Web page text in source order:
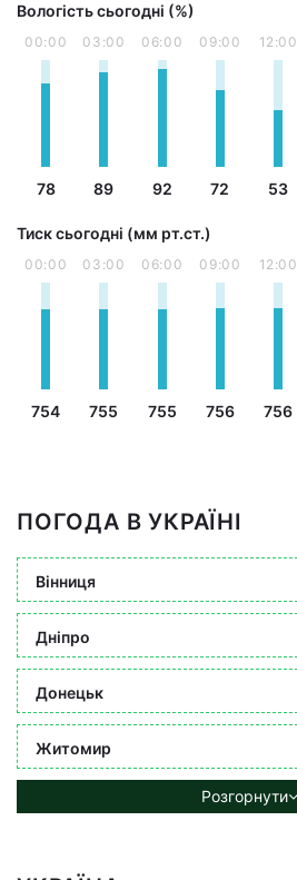
Вологість сьогодні (%)
00:00
78
03:00
89
06:00
92
09:00
72
12:00
53
Тиск сьогодні (мм рт.ст.)
00:00
754
03:00
755
06:00
755
09:00
756
12:00
756
ПОГОДА В УКРАЇНІ
Вінниця
Дніпро
Донецьк
Житомир
Розгорнути